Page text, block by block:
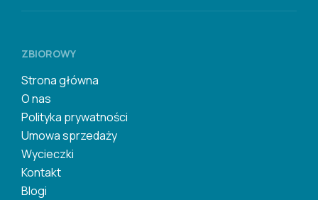
ZBIOROWY
Strona główna
O nas
Polityka prywatności
Umowa sprzedaży
Wycieczki
Kontakt
Blogi